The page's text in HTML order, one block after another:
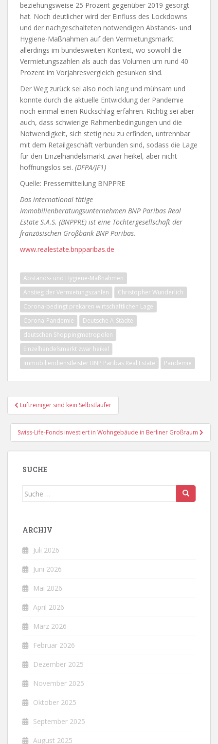
beziehungsweise 25 Prozent gegenüber 2019 gesorgt
hat. Noch deutlicher wird der Einfluss des Lockdowns
und der nachgeschalteten notwendigen Abstands- und
Hygiene-Maßnahmen auf den Vermietungsmarkt
allerdings im bundesweiten Kontext, wo sowohl die
Vermietungszahlen als auch das Volumen um rund 40
Prozent im Vorjahresvergleich gesunken sind.
Der Weg zurück sei also noch lang und mühsam und
könnte durch die aktuelle Entwicklung der Pandemie
noch einmal einen Rückschlag erfahren. Richtig sei aber
auch, dass schwierige Rahmenbedingungen und die
Notwendigkeit, sich stetig neu zu erfinden, untrennbar
mit dem Retailgeschäft verbunden sind, sodass die Lage
für den Einzelhandelsmarkt zwar heikel, aber nicht
hoffnungslos sei. (DFPA/JF1)
Quelle: Pressemitteilung BNPPRE
Das international tätige
Immobilienberatungsunternehmen BNP Paribas Real
Estate S.A.S. (BNPPRE) ist eine Tochtergesellschaft der
französischen Großbank BNP Paribas.
www.realestate.bnpparibas.de
Abstands- und Hygiene-Maßnahmen
Anstieg der Vermietungszahlen
Christopher Wunderlich
Corona-bedingt prekären wirtschaftlichen Lage
Corona-Pandemie
Deutsche A-Städte
deutschen Shoppingmetropolen
Einzelhandelsmarkt zwar heikel
Immobiliendienstleister BNP Paribas Real Estate
Pandemie
Beitragsnavigation
Luftreiniger sind kein Selbstläufer
Swiss-Life-Fonds investiert in Wohngebäude in Berliner Großraum
SUCHE
Suche
ARCHIV
Juli 2026
Juni 2026
Mai 2026
April 2026
März 2026
Februar 2026
Dezember 2025
November 2025
Oktober 2025
September 2025
August 2025